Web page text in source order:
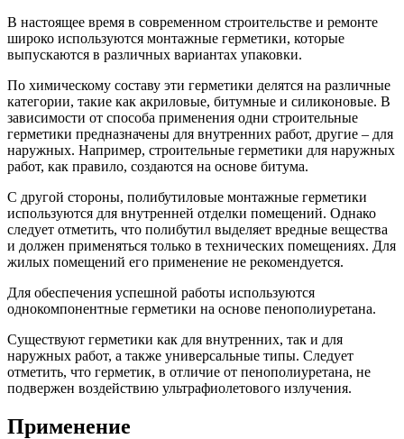
В настоящее время в современном строительстве и ремонте
широко используются монтажные герметики, которые
выпускаются в различных вариантах упаковки.
По химическому составу эти герметики делятся на различные
категории, такие как акриловые, битумные и силиконовые. В
зависимости от способа применения одни строительные
герметики предназначены для внутренних работ, другие – для
наружных. Например, строительные герметики для наружных
работ, как правило, создаются на основе битума.
С другой стороны, полибутиловые монтажные герметики
используются для внутренней отделки помещений. Однако
следует отметить, что полибутил выделяет вредные вещества
и должен применяться только в технических помещениях. Для
жилых помещений его применение не рекомендуется.
Для обеспечения успешной работы используются
однокомпонентные герметики на основе пенополиуретана.
Существуют герметики как для внутренних, так и для
наружных работ, а также универсальные типы. Следует
отметить, что герметик, в отличие от пенополиуретана, не
подвержен воздействию ультрафиолетового излучения.
Применение